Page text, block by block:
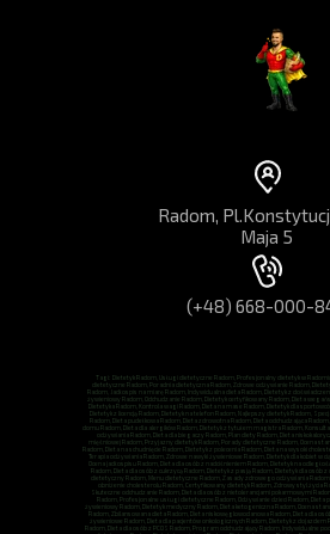
Tagi: Dietetyk Radom, Usługi dietetyczne Radom, Profesjonalny dietetyk w
dietetyczne Radom, Poradnia dietetyczna Radom, Zdrowe odżywianie Radom,
Radom, Jadłospis na miarę Radom, Indywidualna dieta Radom, Dietetyk z
żywieniowy Radom, Odchudzanie Radom, Dietetyk certyfikowany Radom, Dieta
Dietetyka Radom, Kontrola wagi Radom, Dieta na mase Radom, Dietetyk dla
Dietetyk z licencją Radom, Dietetyk na telefon Radom, Najlepszy dietetyk Radom,
Radom, Dieta pudełkowa Radom, Dieta zdrowotna Radom, Dieta odchudzająca
domu Radom, Dieta dla alergików Radom, Dietetyk z tytułem magistra Radom,
odżywiania Radom, Dieta dla biegaczy Radom, Plan diety Radom, Dieta
mięśniowej Radom, Przyjazny dietetyk Radom, Porady dietetyczne Radom, Ocena
Radom, Dieta na schudnięcie Radom, Dietetyk z polecenia Radom, Dieta na wysoki
Terapia odżywiania Radom, Zdrowe nawyki żywieniowe Radom, Dietetyk dla kobiet w
Ocena jadłospisu Radom, Dieta dla osób z nadciśnieniem Radom, Dietetyk na
Radom, Dieta dla osób z cukrzycą Radom, Dietetyk z pasją Radom, Dietetyk dla osób z
dietetyczny Radom, Menu dietetyczne Radom, Zasady zdrowego odżywiania
obniżenie cholesterolu Radom, Certyfikowany dietetyk Radom, Zdrowy styl życia
Skuteczne odchudzanie Radom, Dieta dla osób z nietolerancjami pokarmowymi
Radom, Profesjonalne usługi dietetyczne Radom, Odżywianie dzieci Radom, Dieta
żywieniowy Radom, Dietetyk medyczny Radom, Dieta ketogeniczna Radom, Ocena
Radom, Zbilansowana dieta Radom, Dieta niskowęglowodanowa Radom, Dieta dla
żywieniowe Radom, Dieta dla pacjentów onkologicznych Radom, Dietetyk z dojazdem
Radom, Dieta dla osób z PCOS Radom, Program odchudzający Radom, Indywidualne
(+48) 668-000-
Radom,
Maja 5